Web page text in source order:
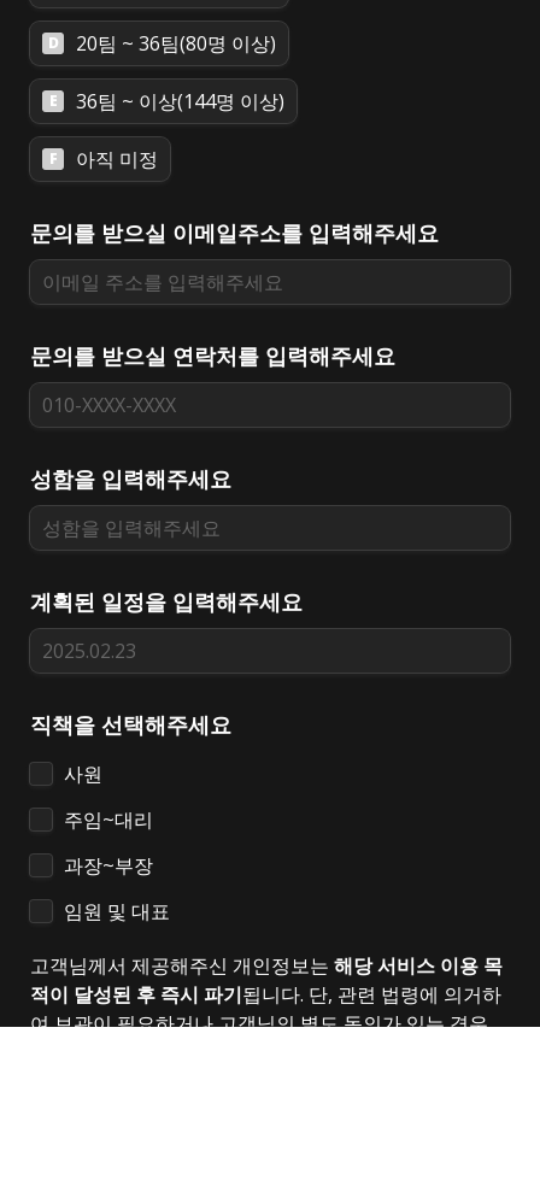
D 20팀 ~ 36팀(80명 이상)
E 36팀 ~ 이상(144명 이상)
F 아직 미정
문의를 받으실 이메일주소를 입력해주세요
문의를 받으실 연락처를 입력해주세요
성함을 입력해주세요
계획된 일정을 입력해주세요
직책을 선택해주세요
사원
주임~대리
과장~부장
임원 및 대표
고객님께서 제공해주신 개인정보는 해당 서비스 이용 목
적이 달성된 후 즉시 파기됩니다. 단, 관련 법령에 의거하
여 보관이 필요하거나 고객님의 별도 동의가 있는 경우,